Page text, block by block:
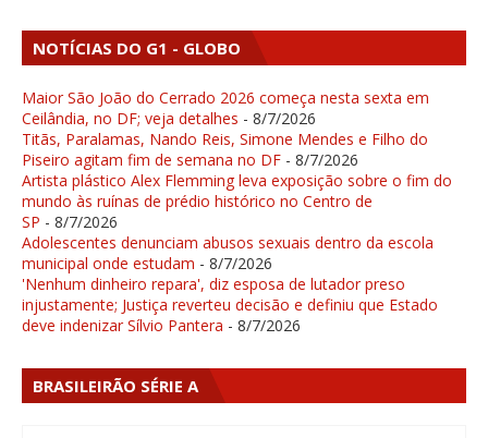
NOTÍCIAS DO G1 - GLOBO
Maior São João do Cerrado 2026 começa nesta sexta em
Ceilândia, no DF; veja detalhes - 8/7/2026
Titãs, Paralamas, Nando Reis, Simone Mendes e Filho do
Piseiro agitam fim de semana no DF - 8/7/2026
Artista plástico Alex Flemming leva exposição sobre o fim do
mundo às ruínas de prédio histórico no Centro de
SP - 8/7/2026
Adolescentes denunciam abusos sexuais dentro da escola
municipal onde estudam - 8/7/2026
'Nenhum dinheiro repara', diz esposa de lutador preso
injustamente; Justiça reverteu decisão e definiu que Estado
deve indenizar Sílvio Pantera - 8/7/2026
BRASILEIRÃO SÉRIE A